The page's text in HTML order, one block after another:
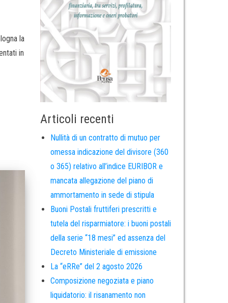
la
in
Articoli recenti
Nullità di un contratto di mutuo per
omessa indicazione del divisore (360
o 365) relativo all’indice EURIBOR e
mancata allegazione del piano di
ammortamento in sede di stipula
Buoni Postali fruttiferi prescritti e
tutela del risparmiatore: i buoni postali
della serie “18 mesi” ed assenza del
Decreto Ministeriale di emissione
La “eRRe” del 2 agosto 2026
Composizione negoziata e piano
liquidatorio: il risanamento non